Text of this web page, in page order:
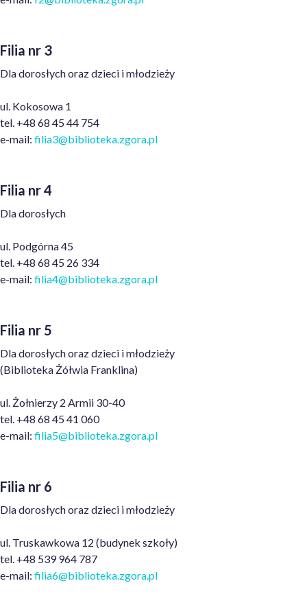
Filia nr 3
Dla dorosłych oraz dzieci i młodzieży
ul. Kokosowa 1
tel. +48 68 45 44 754
e-mail: filia3@biblioteka.zgora.pl
Filia nr 4
Dla dorosłych
ul. Podgórna 45
tel. +48 68 45 26 334
e-mail: filia4@biblioteka.zgora.pl
Filia nr 5
Dla dorosłych oraz dzieci i młodzieży
(Biblioteka Żółwia Franklina)
ul. Żołnierzy 2 Armii 30-40
tel. +48 68 45 41 060
e-mail: filia5@biblioteka.zgora.pl
Filia nr 6
Dla dorosłych oraz dzieci i młodzieży
ul. Truskawkowa 12 (budynek szkoły)
tel. +48 539 964 787
e-mail: filia6@biblioteka.zgora.pl